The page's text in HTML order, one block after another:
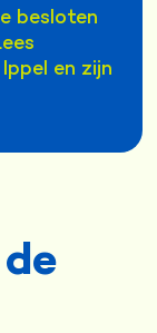
besloten
en zijn